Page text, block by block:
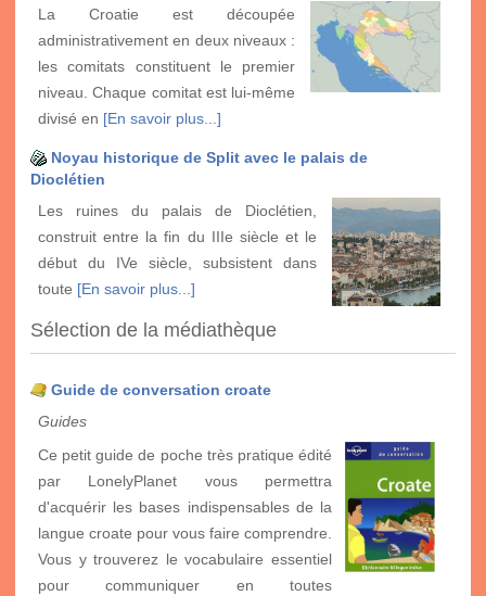
La Croatie est découpée
administrativement en deux niveaux :
les comitats constituent le premier
niveau. Chaque comitat est lui-même
divisé en [En savoir plus...]
Noyau historique de Split avec le palais de
Dioclétien
Les ruines du palais de Dioclétien,
construit entre la fin du IIIe siècle et le
début du IVe siècle, subsistent dans
toute [En savoir plus...]
Sélection de la médiathèque
Guide de conversation croate
Guides
Ce petit guide de poche très pratique édité
par LonelyPlanet vous permettra
d'acquérir les bases indispensables de la
langue croate pour vous faire comprendre.
Vous y trouverez le vocabulaire essentiel
pour communiquer en toutes